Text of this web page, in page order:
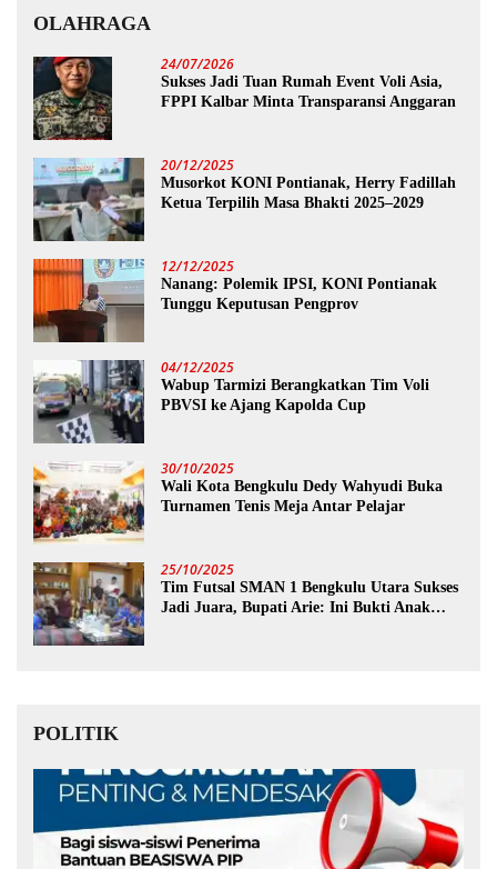
OLAHRAGA
24/07/2026
Sukses Jadi Tuan Rumah Event Voli Asia,
FPPI Kalbar Minta Transparansi Anggaran
20/12/2025
Musorkot KONI Pontianak, Herry Fadillah
Ketua Terpilih Masa Bhakti 2025–2029
12/12/2025
Nanang: Polemik IPSI, KONI Pontianak
Tunggu Keputusan Pengprov
04/12/2025
Wabup Tarmizi Berangkatkan Tim Voli
PBVSI ke Ajang Kapolda Cup
30/10/2025
Wali Kota Bengkulu Dedy Wahyudi Buka
Turnamen Tenis Meja Antar Pelajar
25/10/2025
Tim Futsal SMAN 1 Bengkulu Utara Sukses
Jadi Juara, Bupati Arie: Ini Bukti Anak
POLITIK